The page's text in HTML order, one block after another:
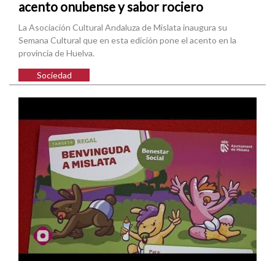
acento onubense y sabor rociero
La Asociación Cultural Andaluza de Mislata inaugura su
Semana Cultural que en esta edición pone el acento en la
provincia de Huelva.
Sociedad